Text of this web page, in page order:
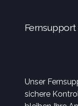
Fernsupport
Unser
sichere